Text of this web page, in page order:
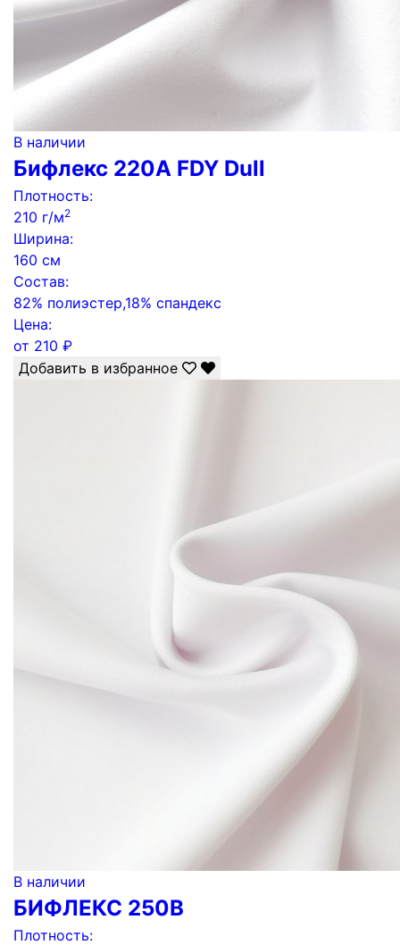
В наличии
Бифлекс 220A FDY Dull
Плотность:
210 г/м2
Ширина:
160 см
Состав:
82% полиэстер,18% спандекс
Цена:
от 210 ₽
Добавить в избранное
В наличии
БИФЛЕКС 250B
Плотность: